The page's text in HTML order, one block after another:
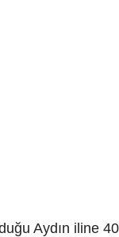
Aydın iline